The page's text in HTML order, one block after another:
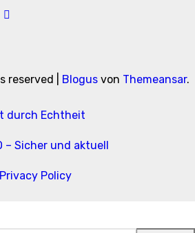
reserved Blogusvon Themeansar.
durch Echtheit
– Sicher und aktuell
Privacy Policy